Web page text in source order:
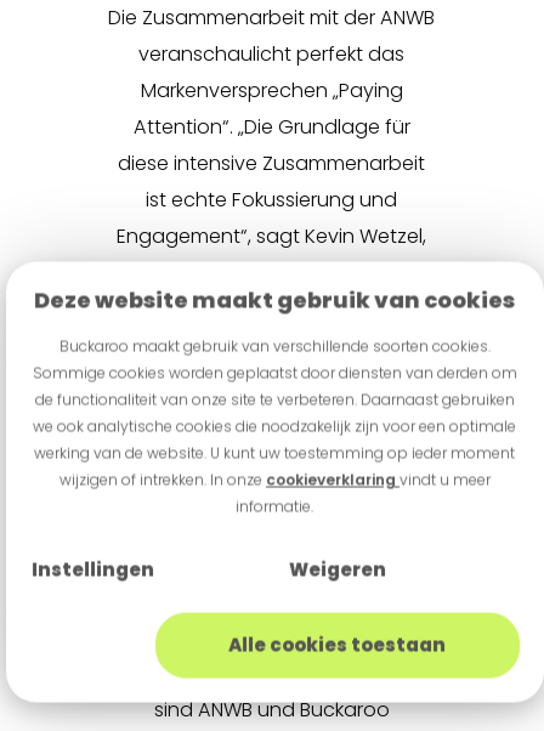
Deze website maakt gebruik van cookies
Buckaroo maakt gebruik van verschillende soorten cookies.
Sommige cookies worden geplaatst door diensten van derden om
de functionaliteit van onze site te verbeteren. Daarnaast gebruiken
we ook analytische cookies die noodzakelijk zijn voor een optimale
werking van de website. U kunt uw toestemming op ieder moment
wijzigen of intrekken. In onze cookieverklaring vindt u meer
informatie.
Instellingen Weigeren
Alle cookies toestaan
Die Zusammenarbeit mit der ANWB
veranschaulicht perfekt das
Markenversprechen „Paying
Attention“. „Die Grundlage für
diese intensive Zusammenarbeit
ist echte Fokussierung und
Engagement“, sagt Kevin Wetzel,
„Durch das sorgfältige Zuhören
auf die Ziele und
Herausforderungen der ANWB
konnten wir eine umfassende
Zahlungslösung entwickeln. Dazu
gehören Online-Lösungen, wie der
sowie Lösungen für ihre
Pannenhilfsdienst mit unserer
neuen Tap-to-Pay-Option.“ Heute
sind ANWB und Buckaroo